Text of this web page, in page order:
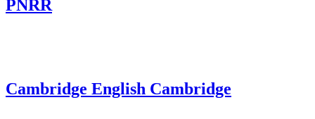
PNRR
Cambridge English Cambridge